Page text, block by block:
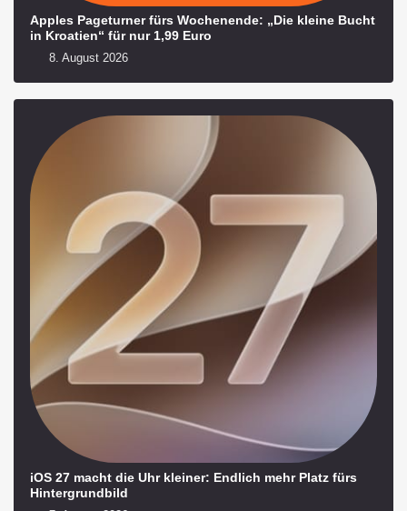
Apples Pageturner fürs Wochenende: „Die kleine Bucht
in Kroatien“ für nur 1,99 Euro
8. August 2026
iOS 27 macht die Uhr kleiner: Endlich mehr Platz fürs
Hintergrundbild